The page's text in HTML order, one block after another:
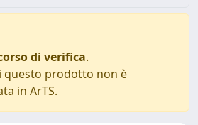
di verifica.
questo prodotto non è
in ArTS.